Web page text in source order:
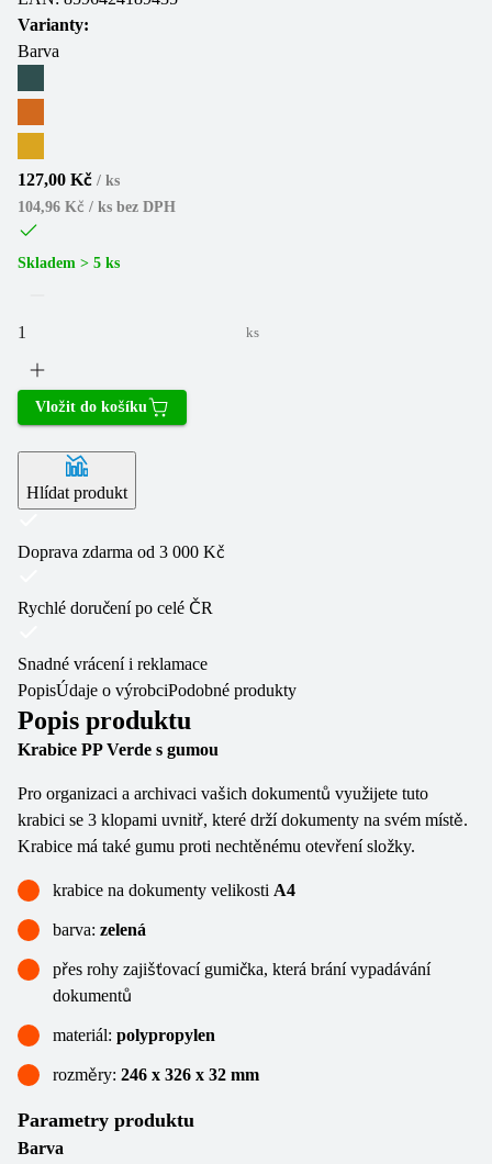
Varianty:
Barva
127,00 Kč / ks
104,96 Kč / ks bez DPH
Skladem > 5 ks
ks
Vložit do košíku
Hlídat produkt
Doprava zdarma od 3 000 Kč
Rychlé doručení po celé ČR
Snadné vrácení i reklamace
PopisÚdaje o výrobciPodobné produkty
Popis produktu
Krabice PP Verde s gumou
Pro organizaci a archivaci vašich dokumentů využijete tuto
krabici se 3 klopami uvnitř, které drží dokumenty na svém místě.
Krabice má také gumu proti nechtěnému otevření složky.
krabice na dokumenty velikosti A4
barva: zelená
přes rohy zajišťovací gumička, která brání vypadávání
dokumentů
materiál: polypropylen
rozměry: 246 x 326 x 32 mm
Parametry produktu
Barva